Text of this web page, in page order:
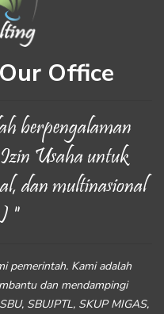
Office
berpengalaman
Usaha untuk
dan multinasional
"
pemerintah. Kami adalah
dan mendampingi
SBUJPTL, SKUP MIGAS,